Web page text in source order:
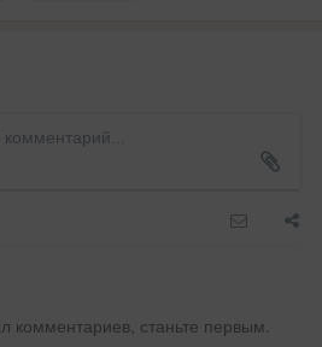
комментариев, станьте первым.